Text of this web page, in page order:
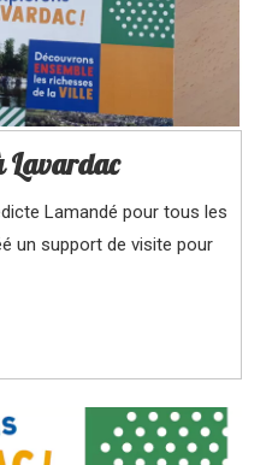
Lavardac
Lamandé pour tous les
un support de visite pour